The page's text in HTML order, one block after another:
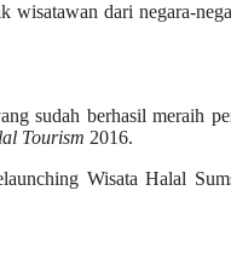
dari negara-
sudah berhasil meraih
Tourism 2016.
Wisata Halal